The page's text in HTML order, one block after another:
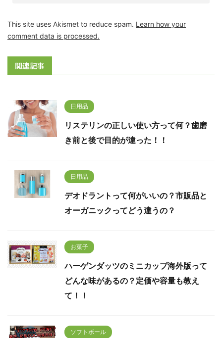
This site uses Akismet to reduce spam. Learn how your
comment data is processed.
関連記事
日用品
リステリンの正しい使い方って何？歯磨
き前と後で目的が違った！！
日用品
デオドラントって何がいいの？市販品と
オーガニックってどう違うの？
お菓子
ハーゲンダッツのミニカップ海外版って
どんな味があるの？定価や容量も教え
て！！
ソフトボール